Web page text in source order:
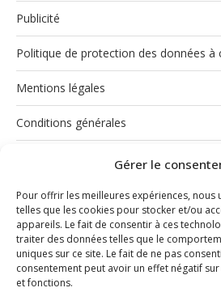
Gérer le
Pour offrir les meilleures expériences, nous
telles que les cookies pour stocker et/ou
appareils. Le fait de consentir à ces
traiter des données telles que le
uniques sur ce site. Le fait de ne pas
consentement peut avoir un effet négatif
et fonctions.
Publicité
Politique de protection des données à
Mentions légales
Conditions générales
Politique de cookies (UE)